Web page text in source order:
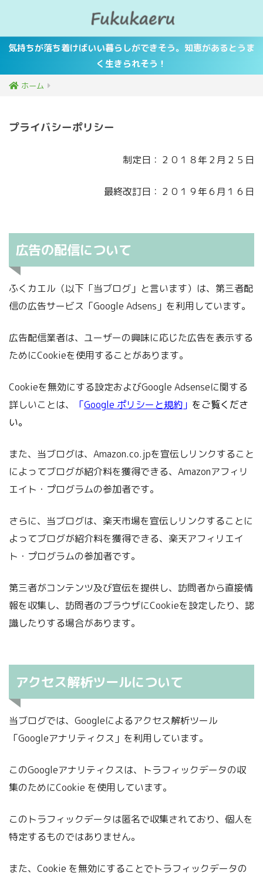
気持ちが落ち着けばいい暮らしができそう。知恵があるとうま
く生きられそう！
ホーム
プライバシーポリシー
制定日：２０１８年２月２５日
最終改訂日：２０１９年６月１６日
広告の配信について
ふくカエル（以下「当ブログ」と言います）は、第三者配
信の広告サービス「Google Adsens」を利用しています。
広告配信業者は、ユーザーの興味に応じた広告を表示する
ためにCookieを使用することがあります。
Cookieを無効にする設定およびGoogle Adsenseに関する
詳しいことは、
「Google ポリシーと規約 」 をご覧くださ
い。
また、当ブログは、Amazon.co.jpを宣伝しリンクすること
によってブログが紹介料を獲得できる、Amazonアフィリ
エイト・プログラムの参加者です。
さらに、当ブログは、楽天市場を宣伝しリンクすることに
よってブログが紹介料を獲得できる、楽天アフィリエイ
ト・プログラムの参加者です。
第三者がコンテンツ及び宣伝を提供し、訪問者から直接情
報を収集し、訪問者のブラウザにCookieを設定したり、認
識したりする場合があります。
アクセス解析ツールについて
当ブログでは、Googleによるアクセス解析ツール
「Googleアナリティクス」を利用しています。
このGoogleアナリティクスは、トラフィックデータの収
集のためにCookie を使用しています。
このトラフィックデータは匿名で収集されており、個人を
特定するものではありません。
また、Cookie を無効にすることでトラフィックデータの